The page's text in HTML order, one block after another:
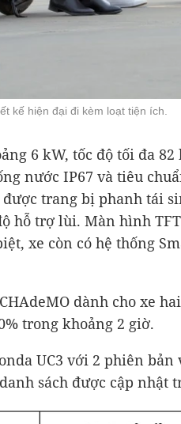
kế hiện đại đi kèm loạt tiện ích.
6 kW, tốc độ tối đa
nước IP67 và tiêu
trang bị phanh tái
hỗ trợ lùi. Màn hình
xe còn có hệ thống
dành cho xe
trong khoảng 2 giờ.
UC3 với 2 phiên
sách được cập nhật